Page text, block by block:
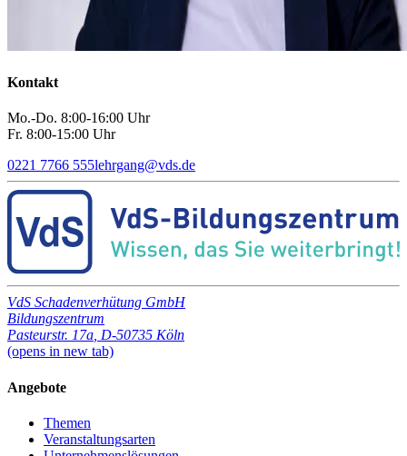
Kontakt
Mo.-Do. 8:00-16:00 Uhr
Fr. 8:00-15:00 Uhr
0221 7766 555lehrgang@vds.de
VdS Schadenverhütung GmbH
Bildungszentrum
Pasteurstr. 17a D-50735 Köln
(opens in new tab)
Angebote
Themen
Veranstaltungsarten